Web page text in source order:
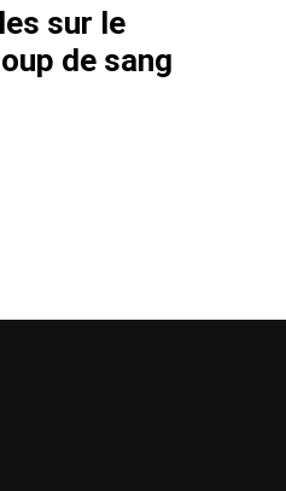
sur le
de sang